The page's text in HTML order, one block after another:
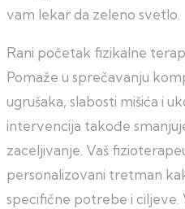
vam lekar da zeleno svetlo.
Rani početak fizikalne
Pomaže u sprečavanju
ugrušaka, slabosti mišića i
intervencija takođe
zaceljivanje. Vaš
personalizovani tretman
specifične potrebe i ciljeve.